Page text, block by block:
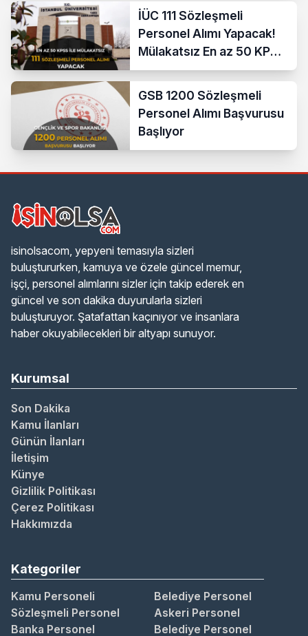
İÜC 111 Sözleşmeli
Personel Alımı Yapacak!
Mülakatsız En az 50 KPSS
ve Lise Mezunu
GSB 1200 Sözleşmeli
Personel Alımı Başvurusu
Başlıyor
isinolsacom, yepyeni temasıyla sizleri
buluştururken, kamuya ve özele güncel memur,
işçi, personel alımlarını sizler için takip ederek en
güncel ve son dakika duyurularla sizleri
buluşturuyor. Şatafattan kaçınıyor ve insanlara
haber okuyabilecekleri bir altyapı sunuyor.
Kurumsal
Son Dakika
Kamu İlanları
Günün İlanları
İletişim
Künye
Gizlilik Politikası
Çerez Politikası
Hakkımızda
Kategoriler
Kamu Personeli
Belediye Personel
Sözleşmeli Personel
Askeri Personel
Banka Personel
Belediye Personel